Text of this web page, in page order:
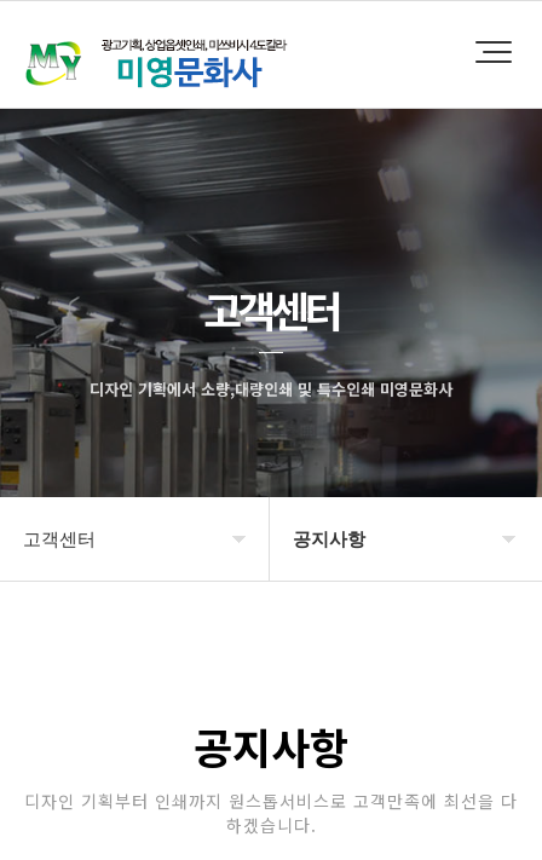
고객센터
디자인 기획에서 소량,대량인쇄 및 특수인쇄 미영문화사
고객센터 공지사항
공지사항
디자인 기획부터 인쇄까지 원스톱서비스로 고객만족에 최선을 다
하겠습니다.